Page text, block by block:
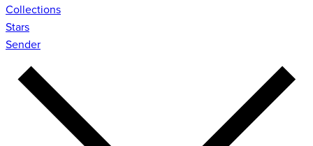
Collections
Stars
Sender